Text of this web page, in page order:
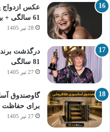
عکس ازدواج
61 سالگی + بیوگرافی
28 تیر 1405
درگذشت برندا
81 سالگی
27 تیر 1405
گاوصندوق
برای حفاظت
27 تیر 1405